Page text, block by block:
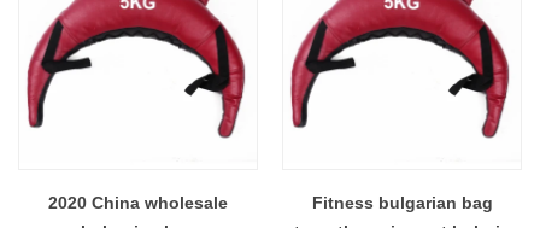
2020 China wholesale
Fitness bulgarian bag